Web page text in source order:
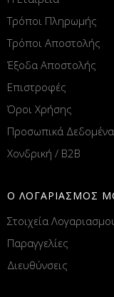
Τρόποι Πληρωμής
Τρόποι Αποστολής
Έξοδα Αποστολής
Επιστροφές
Όροι Χρήσης
Προσωπικά Δεδομένα
Χονδρική / B2B
Ο ΛΟΓΑΡΙΑΣΜΟΣ
Στοιχεία
Παραγγελίες
Διευθύνσεις